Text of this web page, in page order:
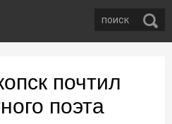
почтил
поэта